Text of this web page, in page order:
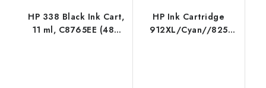
HP 338 Black Ink Cart,
11 ml, C8765EE (480
HP Ink Cartridge
912XL/Cyan//825